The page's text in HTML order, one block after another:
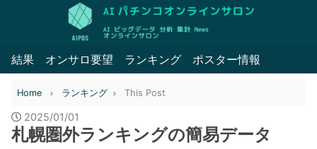
結果 オンサロ要望 ランキング ポスター情報
Home ランキング This Post
2025/01/01
札幌圏外ランキングの簡易データ